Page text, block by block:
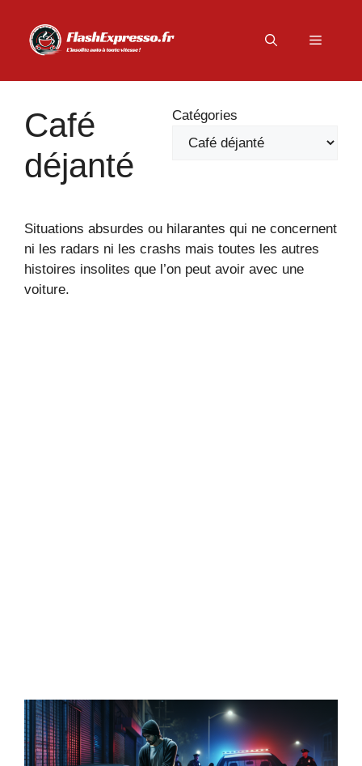
contenu
Menu
Café
déjanté
Catégories
Situations absurdes ou hilarantes qui ne concernent
ni les radars ni les crashs mais toutes les autres
histoires insolites que l’on peut avoir avec une
voiture.